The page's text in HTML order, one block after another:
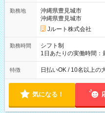
ど！ ・主要都市エリア 月収55万円／週5日稼働 月収65万~112
万円／週6日稼働 ・地方郊外エリア 月収40万円／週5日稼働 月
収40万円~50万円／週6日稼働 ＜モデルイメージ
円 (27歳男性/江東区在
(日休み) ■月収80万円(43歳男性/墨田区在住)※元営業 1日200個
勤務地
沖縄県豊見城市
沖縄県豊見城市
Jルート株式会社
勤務時間
シフト制
1日あたりの実働時間
働8時間） ※週5日勤務
によって時間外での勤
特徴 日払いOK / 10名以上の
気になる！